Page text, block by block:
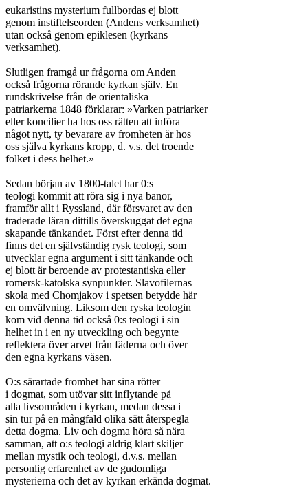
eukaristins mysterium fullbordas ej blott
genom instiftelseorden (Andens verksamhet)
utan också genom epiklesen (kyrkans
verksamhet).
Slutligen framgå ur frågorna om Anden
också frågorna rörande kyrkan själv. En
rundskrivelse från de orientaliska
patriarkerna 1848 förklarar: »Varken patriarker
eller koncilier ha hos oss rätten att införa
något nytt, ty bevarare av fromheten är hos
oss själva kyrkans kropp, d. v.s. det troende
folket i dess helhet.»
Sedan början av 1800-talet har 0:s
teologi kommit att röra sig i nya banor,
framför allt i Ryssland, där försvaret av den
traderade läran dittills överskuggat det egna
skapande tänkandet. Först efter denna tid
finns det en självständig rysk teologi, som
utvecklar egna argument i sitt tänkande och
ej blott är beroende av protestantiska eller
romersk-katolska synpunkter. Slavofilernas
skola med Chomjakov i spetsen betydde här
en omvälvning. Liksom den ryska teologin
kom vid denna tid också 0:s teologi i sin
helhet in i en ny utveckling och begynte
reflektera över arvet från fäderna och över
den egna kyrkans väsen.
O:s särartade fromhet har sina rötter
i dogmat, som utövar sitt inflytande på
alla livsområden i kyrkan, medan dessa i
sin tur på en mångfald olika sätt återspegla
detta dogma. Liv och dogma höra så nära
samman, att o:s teologi aldrig klart skiljer
mellan mystik och teologi, d.v.s. mellan
personlig erfarenhet av de gudomliga
mysterierna och det av kyrkan erkända dogmat.